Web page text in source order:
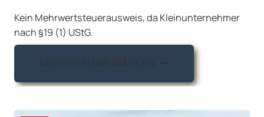
Kein Mehrwertsteuerausweis, da Kleinunternehmer
nach §19 (1) UStG.
AUSFÜHRUNG WÄHLEN
Dieses
weist